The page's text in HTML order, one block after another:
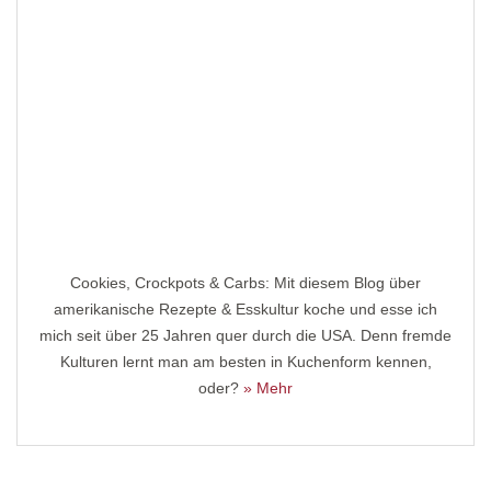
Cookies, Crockpots & Carbs: Mit diesem Blog über
amerikanische Rezepte & Esskultur koche und esse ich
mich seit über 25 Jahren quer durch die USA. Denn fremde
Kulturen lernt man am besten in Kuchenform kennen,
oder? » Mehr